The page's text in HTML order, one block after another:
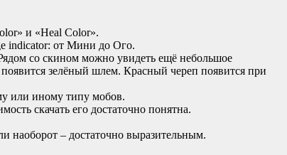
и «Heal Color».
indicator: от Мини до Ого.
со скином можно увидеть ещё небольшое
зелёный шлем. Красный череп появится при
или иному типу мобов.
скачать его достаточно понятна.
наоборот – достаточно выразительным.